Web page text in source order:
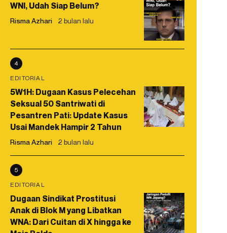
WNI, Udah Siap Belum?
Risma Azhari 2 bulan lalu
4
EDITORIAL
5W1H: Dugaan Kasus Pelecehan
Seksual 50 Santriwati di
Pesantren Pati: Update Kasus
Usai Mandek Hampir 2 Tahun
Risma Azhari 2 bulan lalu
5
EDITORIAL
Dugaan Sindikat Prostitusi
Anak di Blok M yang Libatkan
WNA: Dari Cuitan di X hingga ke